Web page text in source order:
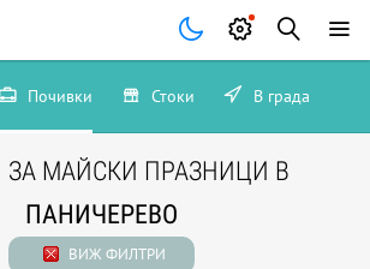
Почивки Стоки В града
ЗА МАЙСКИ ПРАЗНИЦИ В
ПАНИЧЕРЕВО
ВИЖ ФИЛТРИ